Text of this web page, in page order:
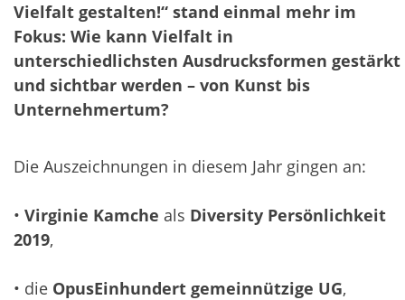
Vielfalt gestalten!“ stand einmal mehr im
Fokus: Wie kann Vielfalt in
unterschiedlichsten Ausdrucksformen gestärkt
und sichtbar werden – von Kunst bis
Unternehmertum?
Die Auszeichnungen in diesem Jahr gingen an:
• Virginie Kamche als Diversity Persönlichkeit
2019,
• die OpusEinhundert gemeinnützige UG,